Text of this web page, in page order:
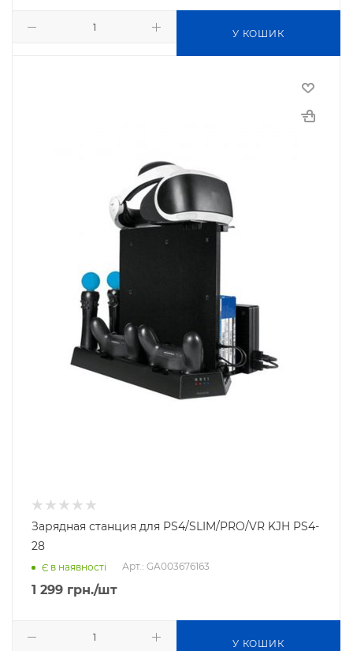
У КОШИК
Зарядная станция для PS4/SLIM/PRO/VR KJH PS4-
28
Є в наявності Арт.: GA003676163
1 299 грн./шт
У КОШИК